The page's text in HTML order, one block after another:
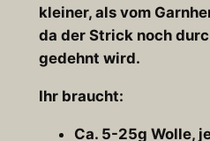
kleiner, als vom
da der Strick noch
gedehnt wird.
Ihr braucht:
Ca. 5-25g Wolle,